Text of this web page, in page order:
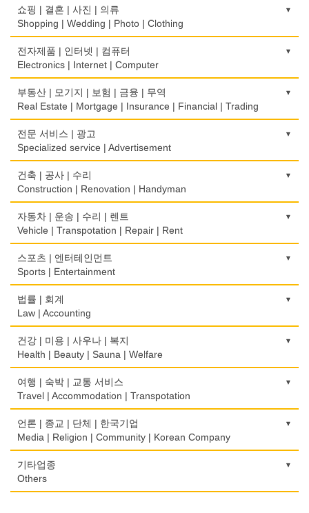
떡집/방앗간
Rice Cake
생선가게
Fish Market
Restaurant
식당장비
Food Equipment
식품점
Korean Food
Food Manufacturing
와인제조
Wine Maker
정육점
제과점
Bakery
식품도매
Food Distributors
의사-검안의
Optometrist
보청기
Hearing Aid
Bidet
Psychologist/Psychiatrist
안경점
Optical Stores
의료기구
Medical Instruments
Denturist
한의원/한약
약국
의사-내과
Internal Medicine
의사-물리치료/카이로 프랙터
Physiotherapy/Chiropractic Clinic
의사-비뇨기과
의사-산부인과
Obstetrician
쇼핑 | 결혼 | 사진 | 의류
Shopping | Wedding | Photo | Clothing
한복집
Korean Costume
유리/거울/액자
Glass/Mirror/Frame
Children's Ware
Wedding
인터넷 쇼핑
Internet Shopping
결혼상담
Marriage Consulting
Florist
모피점
백화점/선물센터
보석/귀금속/시계
Jeweler/Jeweller
비디오-사진/촬영/편집/공급
Video Service
사진촬영
전자제품 | 인터넷 | 컴퓨터
Electronics | Internet | Computer
금전등록기
Cash Register
인터넷 서비스/까페
Internet Service/Cafe
전자제품 판매/수리
Electronic Goods Sales/Repair
Telephone/Communication Service
컴퓨터 판매/수리
Computer Sales/Repair
부동산 | 모기지 | 보험 | 금융 | 무역
Real Estate | Mortgage | Insurance | Financial | Trading
도매
Wholesale
모기지
Mortgage
International Trade
Insurance/Investment/Finance
부동산 관리
Property Management
채무조정
Bankruptcy
Real Estate
은행/금융기관
Bank/Financing Service
전문 서비스 | 광고
Specialized service | Advertisement
광고/그래픽 디자인
Advertising/Graphic Design
광고 에이전트
Advertising Agency
경보/도난방지
Alarm/Security System
Cemetery/Monument
빨래방/세탁
Coin Laundry/Dry cleaning
상패/트로피
Medal/Trophy
Dry cleaning Equipment
악기사
열쇠
건축 | 공사 | 수리
Construction | Renovation | Handyman
건축시공/개조
Construction/Home Renovation
건축설계사
Architect
Architecture
Home Inspection
간판
Signs
가구판매/수리
Furniture Sales/Repair
Machinery Rebuilding
난방/냉동
자동차 | 운송 | 수리 | 렌트
Vehicle | Transpotation | Repair | Rent
운송/통관/이삿짐
Transportation/Moving
택배
Courier Service
Taxi Service
Automobile/Car
자동차-렌트
Car Rental
자동차-바디샵
Autobody Shop
스포츠 | 엔터테인먼트
Sports | Entertainment
골프장비
Golf Equipment
골프장
Golf/Country Club
가라오케/노래방/카페
Karaoke/Cafe
Dahn Centre
당구장
Billiard Club
볼링장
법률 | 회계
Law | Accounting
교통위반티켓
Traffic Ticket
공인회계사(CPA)
CPA
번역/통역/이력서
Translation/Interpretation/Resume Service
Law Office
회계업무
건강 | 미용 | 사우나 | 복지
Health | Beauty | Sauna | Welfare
건강상담/식품/정보
Health Counseling/Food/Information
의료기
Medical Equipment
Massage
여행 | 숙박 | 교통 서비스
Travel | Accommodation | Transpotation
호텔/모텔/숙박
Hotel/Motel
여행/관광
Travel/Tour
언론 | 종교 | 단체 | 한국기업
Media | Religion | Community | Korean Company
기도원/수양관
Retreat Centre
기타업종
Others